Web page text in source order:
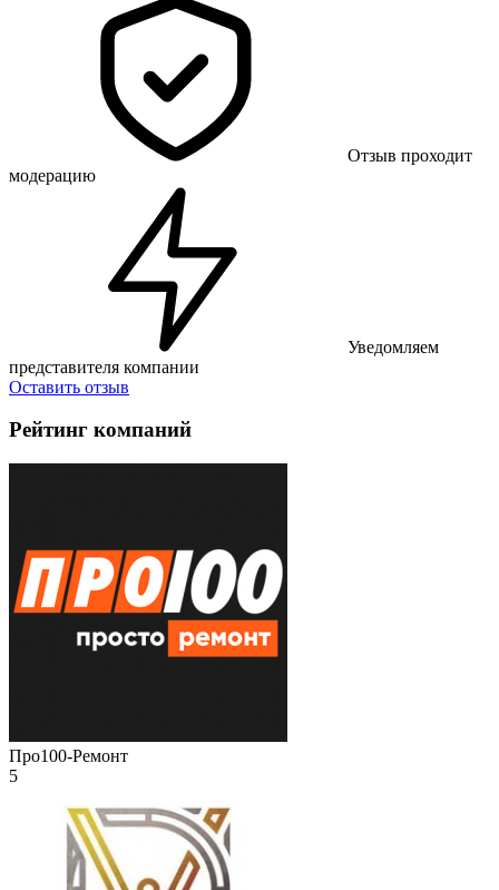
Отзыв проходит
модерацию
Уведомляем
представителя компании
Оставить отзыв
Рейтинг компаний
Про100-Ремонт
5